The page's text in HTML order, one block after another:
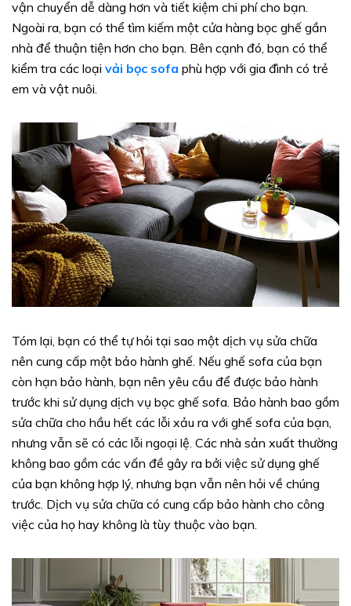
vận chuyển dễ dàng hơn và tiết kiệm chi phí cho bạn.
Ngoài ra, bạn có thể tìm kiếm một cửa hàng bọc ghế gần
nhà để thuận tiện hơn cho bạn. Bên cạnh đó, bạn có thể
kiểm tra các loại vải bọc sofa phù hợp với gia đình có trẻ
em và vật nuôi.
Tóm lại, bạn có thể tự hỏi tại sao một dịch vụ sửa chữa
nên cung cấp một bảo hành ghế. Nếu ghế sofa của bạn
còn hạn bảo hành, bạn nên yêu cầu để được bảo hành
trước khi sử dụng dịch vụ bọc ghế sofa. Bảo hành bao gồm
sửa chữa cho hầu hết các lỗi xảu ra với ghế sofa của bạn,
nhưng vẫn sẽ có các lỗi ngoại lệ. Các nhà sản xuất thường
không bao gồm các vấn đề gây ra bởi việc sử dụng ghế
của bạn không hợp lý, nhưng bạn vẫn nên hỏi về chúng
trước. Dịch vụ sửa chữa có cung cấp bảo hành cho công
việc của họ hay không là tùy thuộc vào bạn.